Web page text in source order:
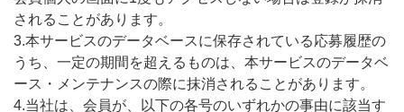
されることがあります。
3.本サービスのデータベースに保存されている応募履歴の
うち、一定の期間を超えるものは、本サービスのデータベ
ース・メンテナンスの際に抹消されることがあります。
4.当社は、会員が、以下の各号のいずれかの事由に該当す